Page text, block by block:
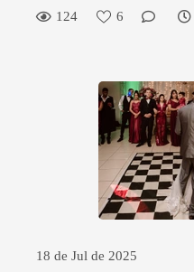
124 6
18 de Jul de 2025